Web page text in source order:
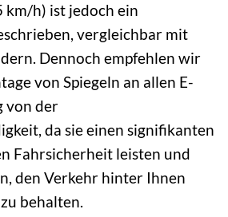
km/h) ist jedoch ein
vergleichbar mit
Dennoch empfehlen wir
von Spiegeln an allen E-
von der
da sie einen signifikanten
Fahrsicherheit leisten und
den Verkehr hinter Ihnen
behalten.